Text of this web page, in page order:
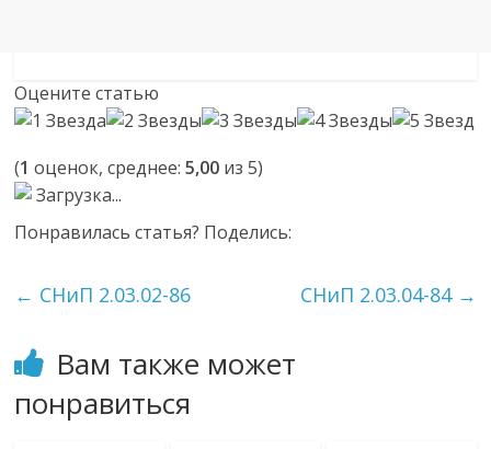
Оцените статью
(1 оценок, среднее:5,00 из 5)
Загрузка...
Понравилась статья? Поделись:
← СНиП 2.03.02-86 СНиП 2.03.04-84 →
Вам также может
понравиться